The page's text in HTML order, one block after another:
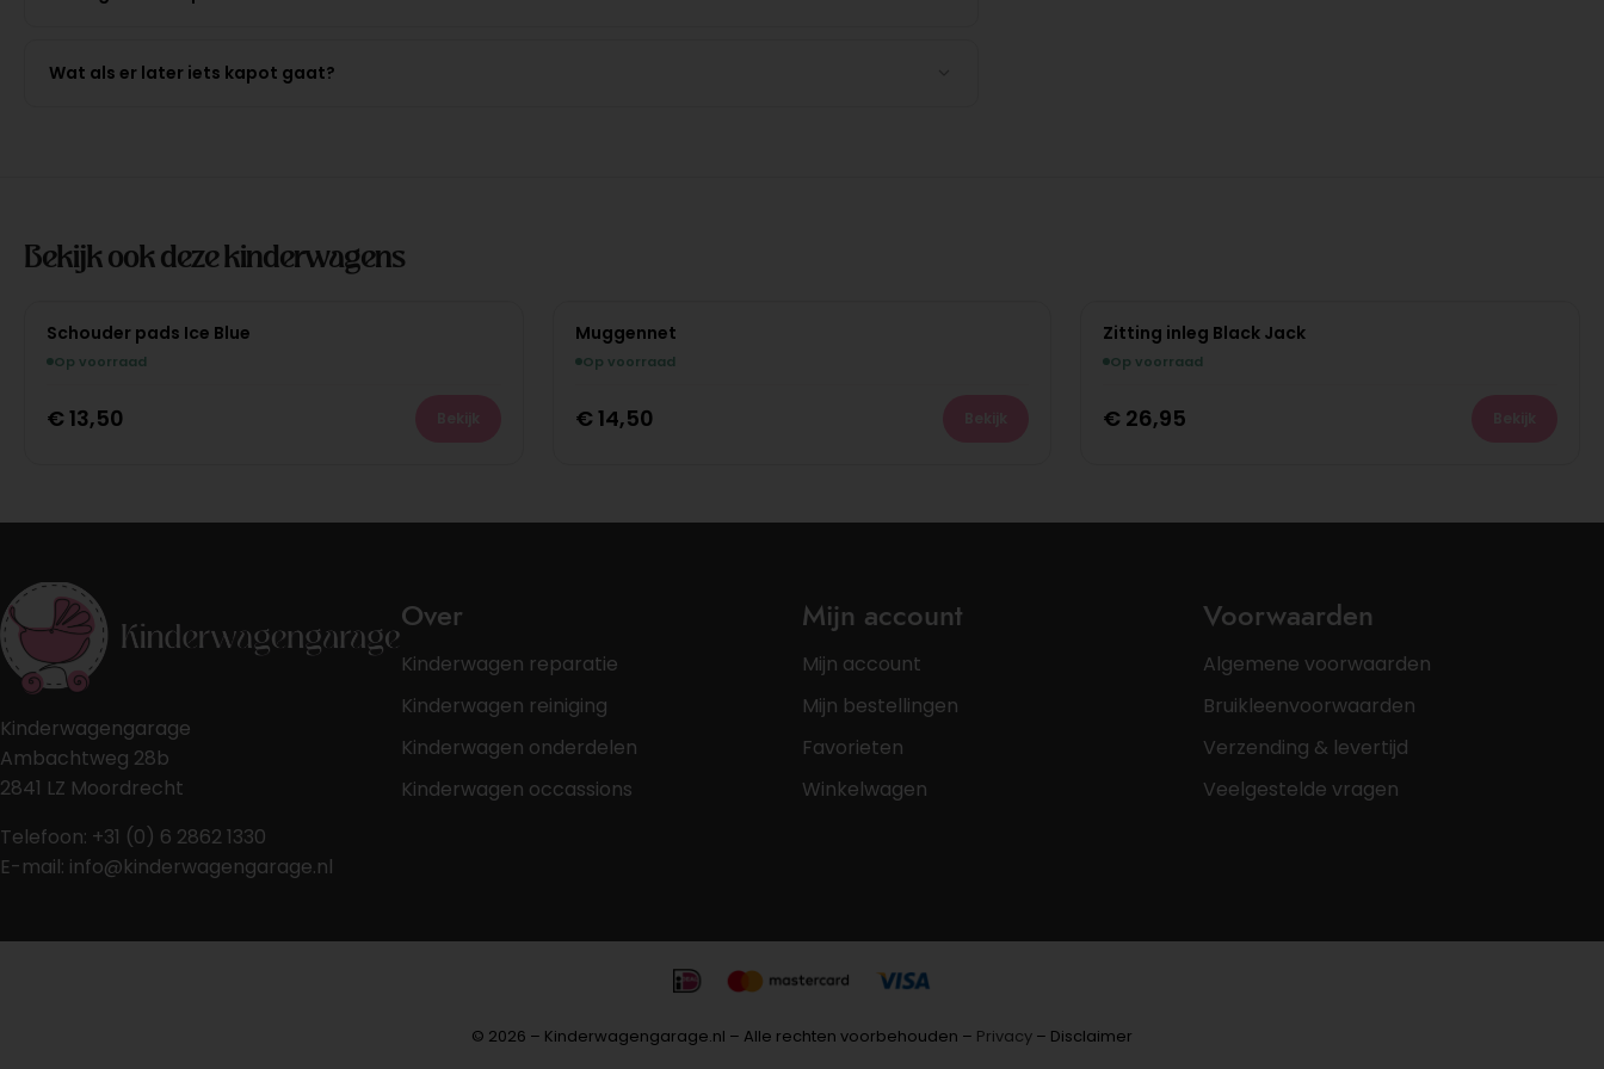
Wat als er later iets kapot gaat?
Bekijk ook deze kinderwagens
Schouder pads Ice Blue
Op voorraad
€ 13,50
Muggennet
Op voorraad
€ 14,50
Zitting inleg Black Jack
Op voorraad
€ 26,95
Kinderwagengarage
Ambachtweg 28b
2841 LZ Moordrecht
Telefoon: +31 (0) 6 2862 1330
E-mail: info@kinderwagengarage.nl
Over
Kinderwagen reparatie
Kinderwagen reiniging
Kinderwagen onderdelen
Kinderwagen occassions
Mijn account
Mijn account
Mijn bestellingen
Favorieten
Winkelwagen
Voorwaarden
Algemene voorwaarden
Bruikleenvoorwaarden
Verzending & levertijd
Veelgestelde vragen
© 2026 – Kinderwagengarage.nl – Alle rechten voorbehouden – Privacy – Disclaimer